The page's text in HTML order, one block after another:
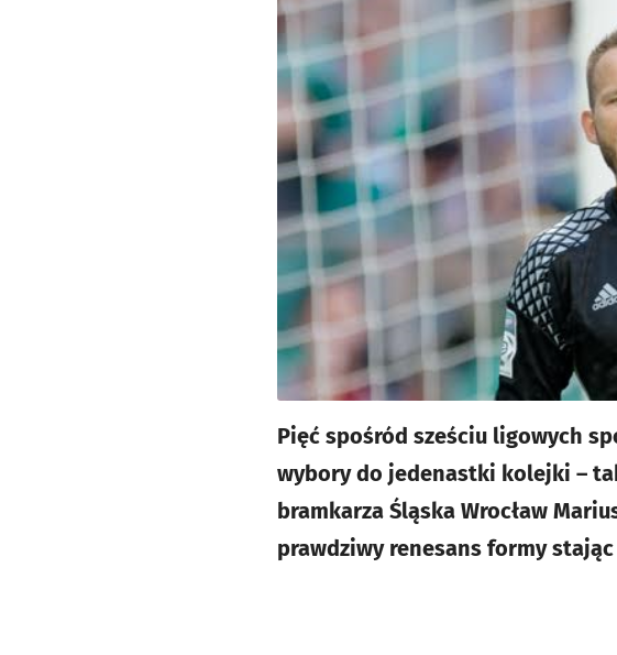
Pięć spośród sześciu ligowych
wybory do jedenastki kolejki –
bramkarza Śląska Wrocław
prawdziwy renesans formy